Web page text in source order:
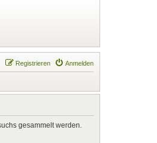
Anmelden
Registrieren
gesammelt werden.